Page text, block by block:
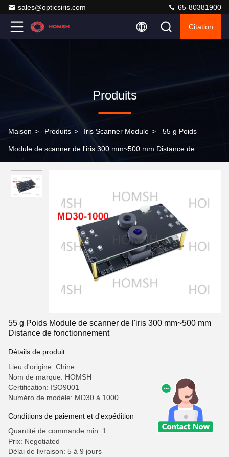
sales@opticsiris.com 65-80381900
Citation
Produits
Maison > Produits > Iris Scanner Module > 55 g Poids
Module de scanner de l'iris 300 mm~500 mm Distance de
55 g Poids Module de scanner de l'iris 300 mm~500 mm
Distance de fonctionnement
Détails de produit
Lieu d'origine: Chine
Nom de marque: HOMSH
Certification: ISO9001
Numéro de modèle: MD30 à 1000
Conditions de paiement et d'expédition
Quantité de commande min: 1
Prix: Negotiated
Délai de livraison: 5 à 9 jours